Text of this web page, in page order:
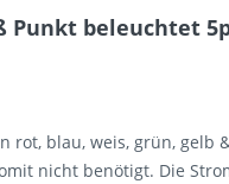
Punkt beleuchtet
blau, weis, grün, gelb
nicht benötigt. Die